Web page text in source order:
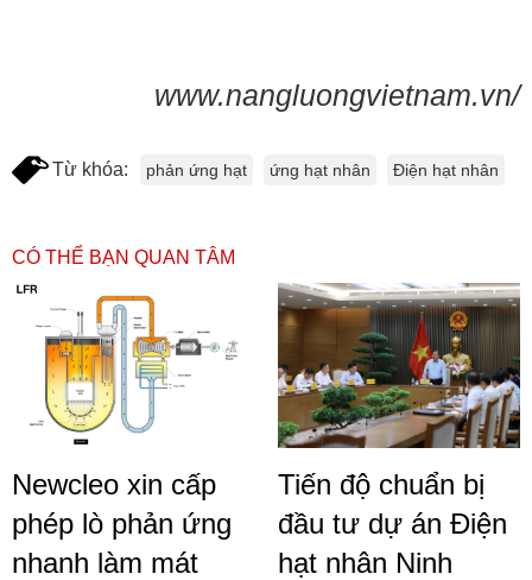
www.nangluongvietnam.vn/
Từ khóa: phản ứng hạt ứng hạt nhân Điện hạt nhân
CÓ THỂ BẠN QUAN TÂM
Newcleo xin cấp
phép lò phản ứng
nhanh làm mát
Tiến độ chuẩn bị
đầu tư dự án Điện
hạt nhân Ninh